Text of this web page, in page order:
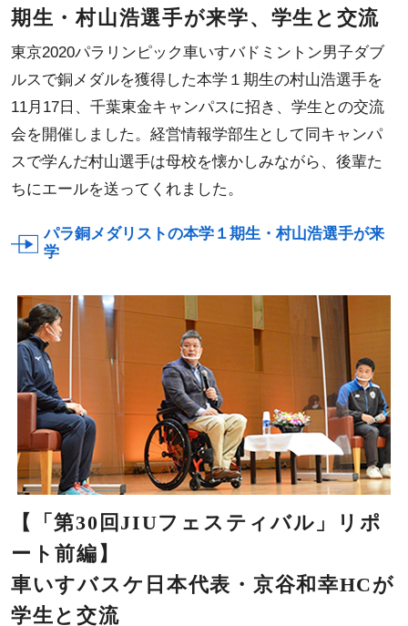
期生・村山浩選手が来学、学生と交流
東京2020パラリンピック車いすバドミントン男子ダブ
ルスで銅メダルを獲得した本学１期生の村山浩選手を
11月17日、千葉東金キャンパスに招き、学生との交流
会を開催しました。経営情報学部生として同キャンパ
スで学んだ村山選手は母校を懐かしみながら、後輩た
ちにエールを送ってくれました。
パラ銅メダリストの本学１期生・村山浩選手が来
学
【「第30回JIUフェスティバル」リポ
ート前編】
車いすバスケ日本代表・京谷和幸HCが
学生と交流